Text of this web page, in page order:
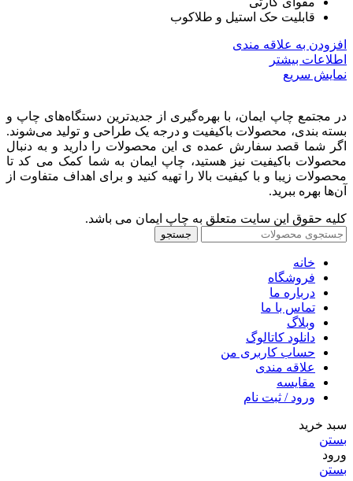
قابلیت حک استیل و طلاکوب
افزودن به علاقه مندی
اطلاعات بیشتر
نمایش سریع
در مجتمع چاپ ایمان، با بهره‌گیری از جدیدترین دستگاه‌های چاپ و
بسته بندی، محصولات باکیفیت و درجه یک طراحی و تولید می‌شوند.
اگر شما قصد سفارش عمده ی این محصولات را دارید و به‌ دنبال
محصولات باکیفیت نیز هستید، چاپ ایمان به شما کمک می کد تا
محصولات زیبا و با کیفیت بالا را تهیه کنید و برای اهداف متفاوت از
آن‌ها بهره ببرید.
کلیه حقوق این سایت متعلق به چاپ ایمان می باشد.
جستجو
خانه
فروشگاه
درباره ما
تماس با ما
وبلاگ
دانلود کاتالوگ
حساب کاربری من
علاقه مندی
مقايسه
ورود / ثبت نام
سبد خرید
بستن
ورود
بستن